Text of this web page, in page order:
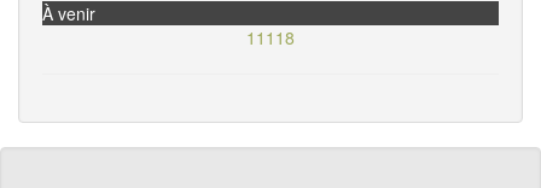
À venir
11118